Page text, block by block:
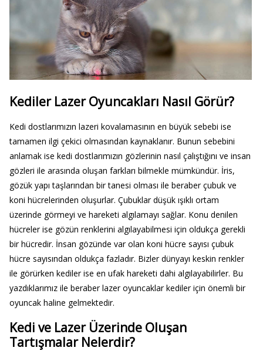
Kediler Lazer Oyuncakları Nasıl Görür?
Kedi dostlarımızın lazeri kovalamasının en büyük sebebi ise
tamamen ilgi çekici olmasından kaynaklanır. Bunun sebebini
anlamak ise kedi dostlarımızın gözlerinin nasıl çalıştığını ve insan
gözleri ile arasında oluşan farkları bilmekle mümkündür. İris,
gözük yapı taşlarından bir tanesi olması ile beraber çubuk ve
koni hücrelerinden oluşurlar. Çubuklar düşük ışıklı ortam
üzerinde görmeyi ve hareketi algılamayı sağlar. Konu denilen
hücreler ise gözün renklerini algılayabilmesi için oldukça gerekli
bir hücredir. İnsan gözünde var olan koni hücre sayısı çubuk
hücre sayısından oldukça fazladır. Bizler dünyayı keskin renkler
ile görürken kediler ise en ufak hareketi dahi algılayabilirler. Bu
yazdıklarımız ile beraber lazer oyuncaklar kediler için önemli bir
oyuncak haline gelmektedir.
Kedi ve Lazer Üzerinde Oluşan
Tartışmalar Nelerdir?